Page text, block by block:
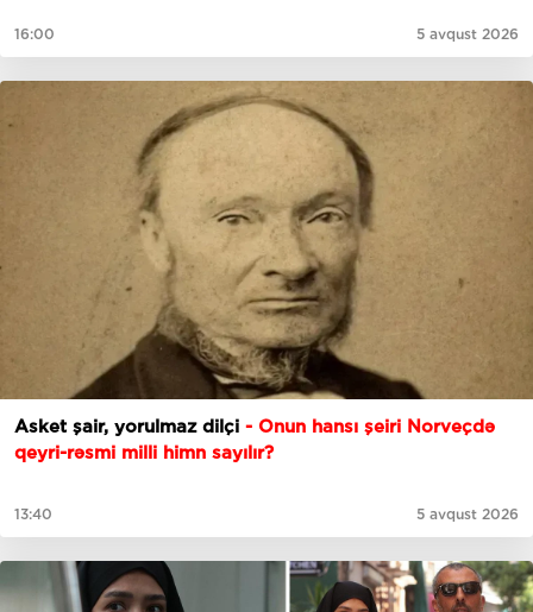
16:00 5 avqust 2026
Asket şair, yorulmaz dilçi - Onun hansı şeiri Norveçdə
qeyri-rəsmi milli himn sayılır?
13:40 5 avqust 2026